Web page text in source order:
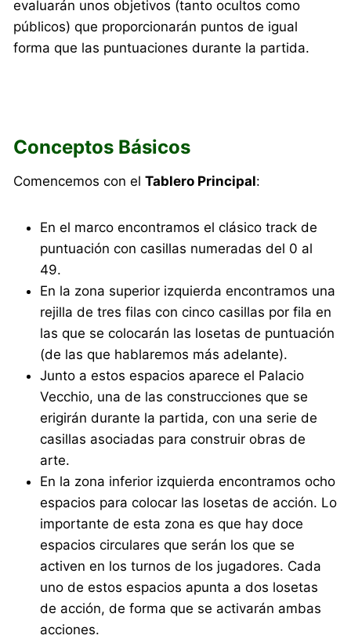
evaluarán unos objetivos (tanto ocultos como
públicos) que proporcionarán puntos de igual
forma que las puntuaciones durante la partida.
Conceptos Básicos
Comencemos con elTablero Principal:
En el marco encontramos el clásico track de
puntuación con casillas numeradas del 0 al
49.
En la zona superior izquierda encontramos una
rejilla de tres filas con cinco casillas por fila en
las que se colocarán las losetas de puntuación
(de las que hablaremos más adelante).
Junto a estos espacios aparece el Palacio
Vecchio, una de las construcciones que se
erigirán durante la partida, con una serie de
casillas asociadas para construir obras de
arte.
En la zona inferior izquierda encontramos ocho
espacios para colocar las losetas de acción. Lo
importante de esta zona es que hay doce
espacios circulares que serán los que se
activen en los turnos de los jugadores. Cada
uno de estos espacios apunta a dos losetas
de acción, de forma que se activarán ambas
acciones.